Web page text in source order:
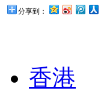
分享到：
香港